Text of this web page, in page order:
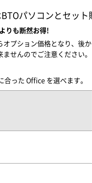
パソコンとセット
りも断然お得!
オプション価格となり、後
せんのでご注意ください。
った Office を選べます。